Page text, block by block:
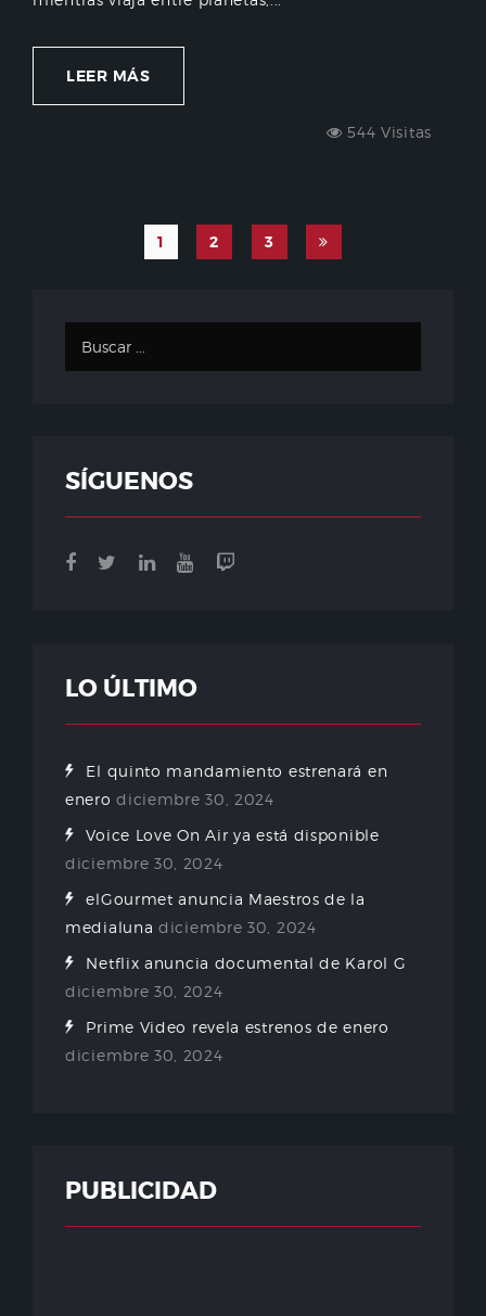
LEER MÁS
544 Visitas
1 2 3
SÍGUENOS
LO ÚLTIMO
El quinto mandamiento estrenará en
enero diciembre 30, 2024
Voice Love On Air ya está disponible
diciembre 30, 2024
elGourmet anuncia Maestros de la
medialuna diciembre 30, 2024
Netflix anuncia documental de Karol G
diciembre 30, 2024
Prime Video revela estrenos de enero
diciembre 30, 2024
PUBLICIDAD